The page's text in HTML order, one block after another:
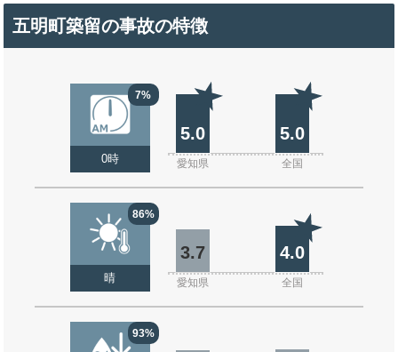
五明町築留の事故の特徴
7%
0時
5.0 5.0
愛知県 全国
86%
晴
3.7 4.0
愛知県 全国
93%